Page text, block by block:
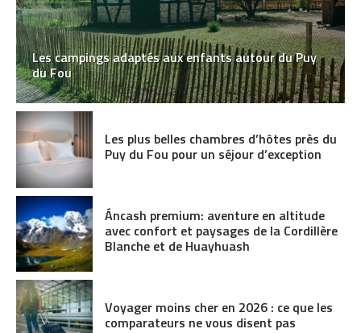
Les campings adaptés aux enfants autour du Puy
du Fou
Les plus belles chambres d’hôtes près du
Puy du Fou pour un séjour d’exception
Áncash premium: aventure en altitude
avec confort et paysages de la Cordillère
Blanche et de Huayhuash
Voyager moins cher en 2026 : ce que les
comparateurs ne vous disent pas